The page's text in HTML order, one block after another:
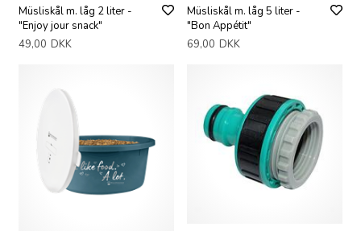
Müsliskål m. låg 2 liter -
"Enjoy jour snack"
49,00 DKK
Müsliskål m. låg 5 liter -
"Bon Appétit"
69,00 DKK